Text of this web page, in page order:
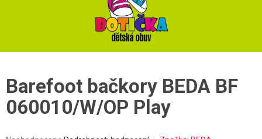
Barefoot bačkory BEDA BF
060010/W/OP Play